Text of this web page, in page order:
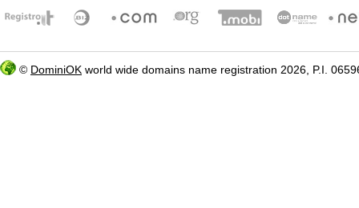
© DominiOK world wide domains name registration 2026, P.I.